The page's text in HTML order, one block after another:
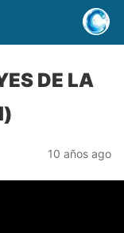
DE LA
10 años ago